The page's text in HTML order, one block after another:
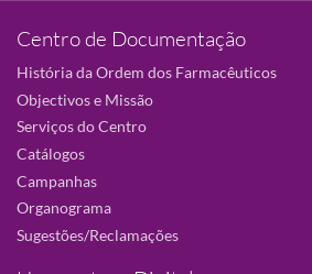
Centro de Documentação
História da Ordem dos Farmacêuticos
Objectivos e Missão
Serviços do Centro
Catálogos
Campanhas
Organograma
Sugestões/Reclamações